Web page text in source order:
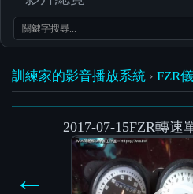
訓練家的影音播放系統 › FZR
2017-07-15FZR轉速
←